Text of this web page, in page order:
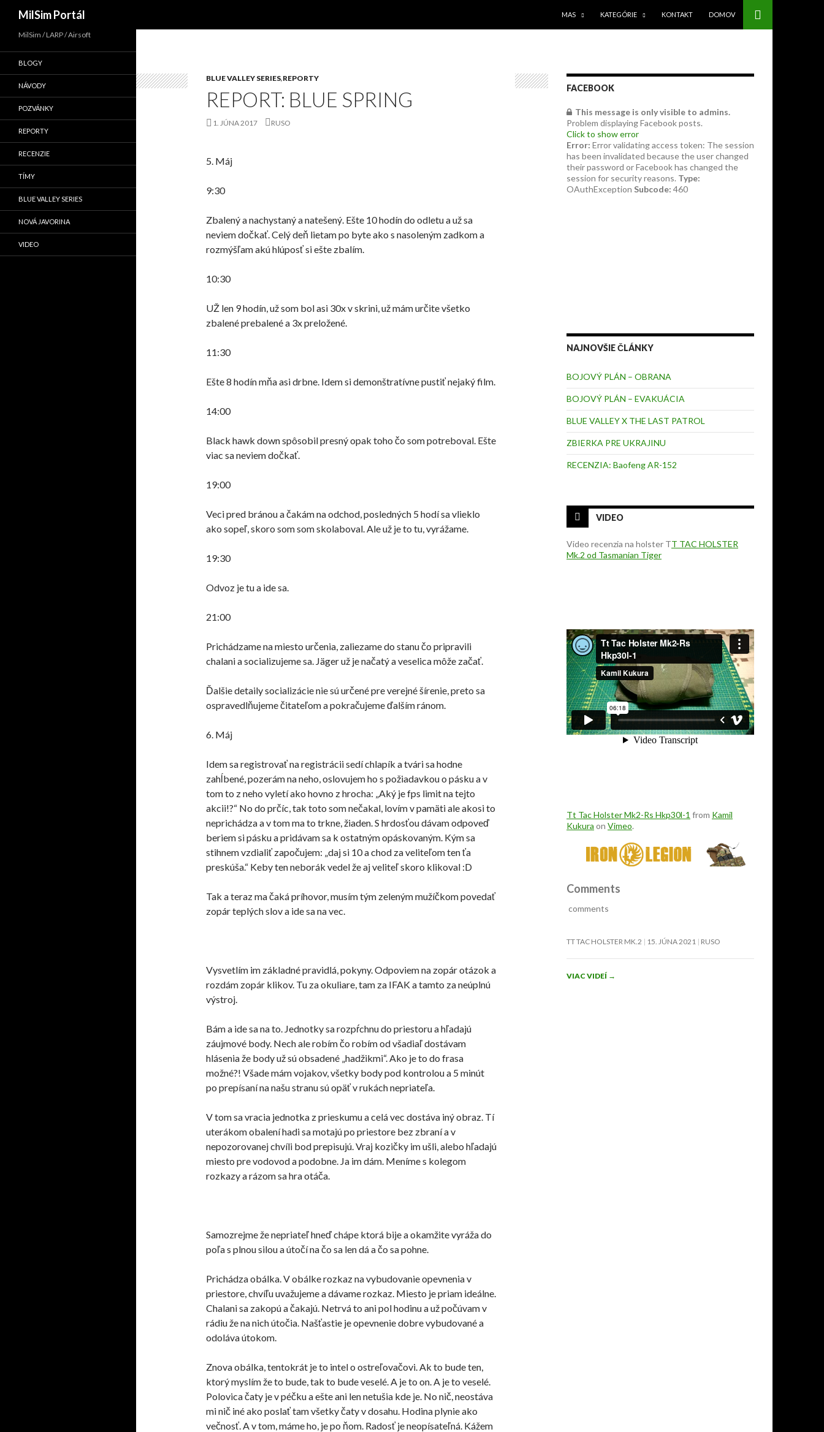
MilSim Portál
MAS
KATEGÓRIE KONTAKT DOMOV
BLUE VALLEY SERIES,REPORTY
REPORT: BLUE SPRING
1. JÚNA 2017 RUSO
5. Máj
9:30
Zbalený a nachystaný a natešený. Ešte 10 hodín do odletu a už sa
neviem dočkať. Celý deň lietam po byte ako s nasoleným zadkom a
rozmýšľamakúhlúposť si ešte zbalím.
10:30
UŽ len 9 hodín, už som bol asi 30x v skrini, už mám určite všetko
zbalené prebalené a 3x preložené.
11:30
Ešte 8 hodínmňaasi drbne. Idem sidemonštratívnepustiť nejaký film.
14:00
Black hawk downspôsobilpresný opak toho čo som potreboval. Ešte
viac sa neviem dočkať.
19:00
Veci pred bránou a čakám na odchod, posledných 5 hodí sa vlieklo
ako sopeľ, skoro som som skolaboval. Ale už je to tu, vyrážame.
19:30
Odvoz je tu a ide sa.
21:00
Prichádzame na miesto určenia, zaliezame do stanu čo pripravili
chalani a socializujeme sa. Jäger už je načatý a veselicamôže začať.
Ďalšie detaily socializácie nie sú určené pre verejnéšírenie, preto sa
ospravedlňujeme čitateľom a pokračujeme ďalším ránom.
6. Máj
Idem sa registrovať na registrácii sedí chlapík a tvári sa hodne
zahĺbené, pozerám na neho, oslovujem ho s požiadavkou o pásku a v
tom to z neho vyletí ako hovno z hrocha: „Aký je fps limit na tejto
akcii!?“ No do prčíc, tak toto som nečakal, lovím v pamäti ale akosi to
neprichádza a v tom ma to trkne, žiaden. S hrdosťou dávam odpoveď
beriem si pásku a pridávam sa k ostatným opáskovaným. Kým sa
stihnem vzdialiť započujem: „daj si 10 a chod za veliteľom ten ťa
preskúša.“ Keby ten neborák vedel že ajveliteľskoro klikoval :D
Tak a teraz ma čaká príhovor, musím tým zeleným mužíčkom povedať
zopár teplých slov a ide sa na vec.
Vysvetlím im základné pravidlá, pokyny. Odpoviem na zopár otázok a
rozdám zopár klikov. Tu za okuliare, tam za IFAK a tamto za neúplnú
výstroj.
Bám a ide sa na to. Jednotky sa rozpŕchnu do priestoru a hľadajú
záujmové body. Nech ale robím čo robím odvšadiaľdostávam
hlásenia že body už sú obsadené „hadžikmi“. Ako je to do frasa
možné?! Všade mám vojakov, všetky body pod kontrolou a 5 minút
po prepísanína našu stranusúopäť v rukách nepriateľa.
V tom sa vracia jednotka z prieskumu a celá vec dostáva iný obraz. Tí
uterákom obalení hadi sa motajú po priestore bez zbraní a v
nepozorovanej chvíli bod prepisujú. Vraj kozičky im ušli, alebo hľadajú
miesto pre vodovod a podobne. Ja im dám. Meníme s kolegom
rozkazy a rázom sa hra otáča.
Samozrejme že nepriateľ hneď chápe ktorá bije a okamžite vyráža do
poľa s plnou silou aútočína čo sa len dá a čo sa pohne.
Prichádza obálka. V obálke rozkaz na vybudovanie opevnenia v
priestore, chvíľu uvažujeme a dávame rozkaz. Miesto je priam ideálne.
Chalani sa zakopú a čakajú. Netrvá to ani pol hodinu a už počúvam v
rádiu že na nich útočia. Našťastie je opevnenie dobre vybudované a
odoláva útokom.
Znova obálka, tentokrát je to intel o ostreľovačovi.Ak to bude ten,
ktorý myslím že to bude, tak to bude veselé. A je to on. A je to veselé.
Polovica čaty je v péčku a ešte ani len netušia kde je. No nič, neostáva
mi nič iné ako poslať tam všetky čaty v dosahu. Hodina plynie ako
večnosť. A v tom, máme ho, je po ňom. Radosť je neopísateľná. Kážem
FACEBOOK
This message is only visible to admins.
Problem displaying Facebook posts.
Click to show error
Error: Error validating access token: The session
has been invalidated because the user changed
their password or Facebook has changed the
session for security reasons. Type:
OAuthException Subcode: 460
NAJNOVŠIE ČLÁNKY
BOJOVÝ PLÁN – OBRANA
BOJOVÝ PLÁN – EVAKUÁCIA
BLUE VALLEY X THE LAST PATROL
ZBIERKA PRE UKRAJINU
RECENZIA: Baofeng AR-152
VIDEO
Video recenzia na holster TT TAC HOLSTER
Mk.2 od Tasmanian Tiger
Tt Tac Holster Mk2-Rs Hkp30l-1 from Kamil
Kukura on Vimeo.
Comments
comments
TT TAC HOLSTER MK.2 15. JÚNA 2021 RUSO
VIAC VIDEÍ →
MilSim / LARP / Airsoft
BLOGY
NÁVODY
POZVÁNKY
REPORTY
RECENZIE
TÍMY
BLUE VALLEY SERIES
NOVÁ JAVORINA
VIDEO